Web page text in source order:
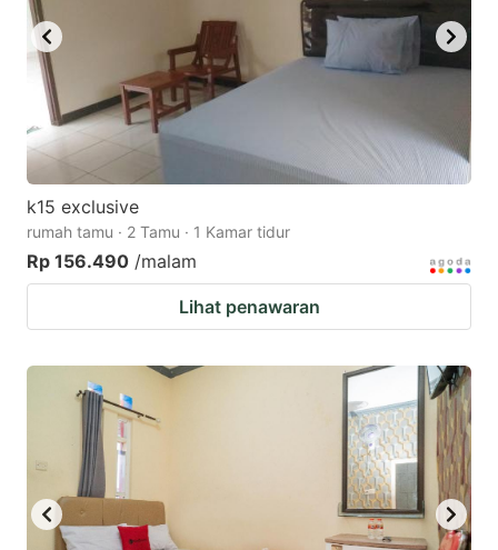
k15 exclusive
rumah tamu · 2 Tamu · 1 Kamar tidur
Rp 156.490 /malam
Lihat penawaran